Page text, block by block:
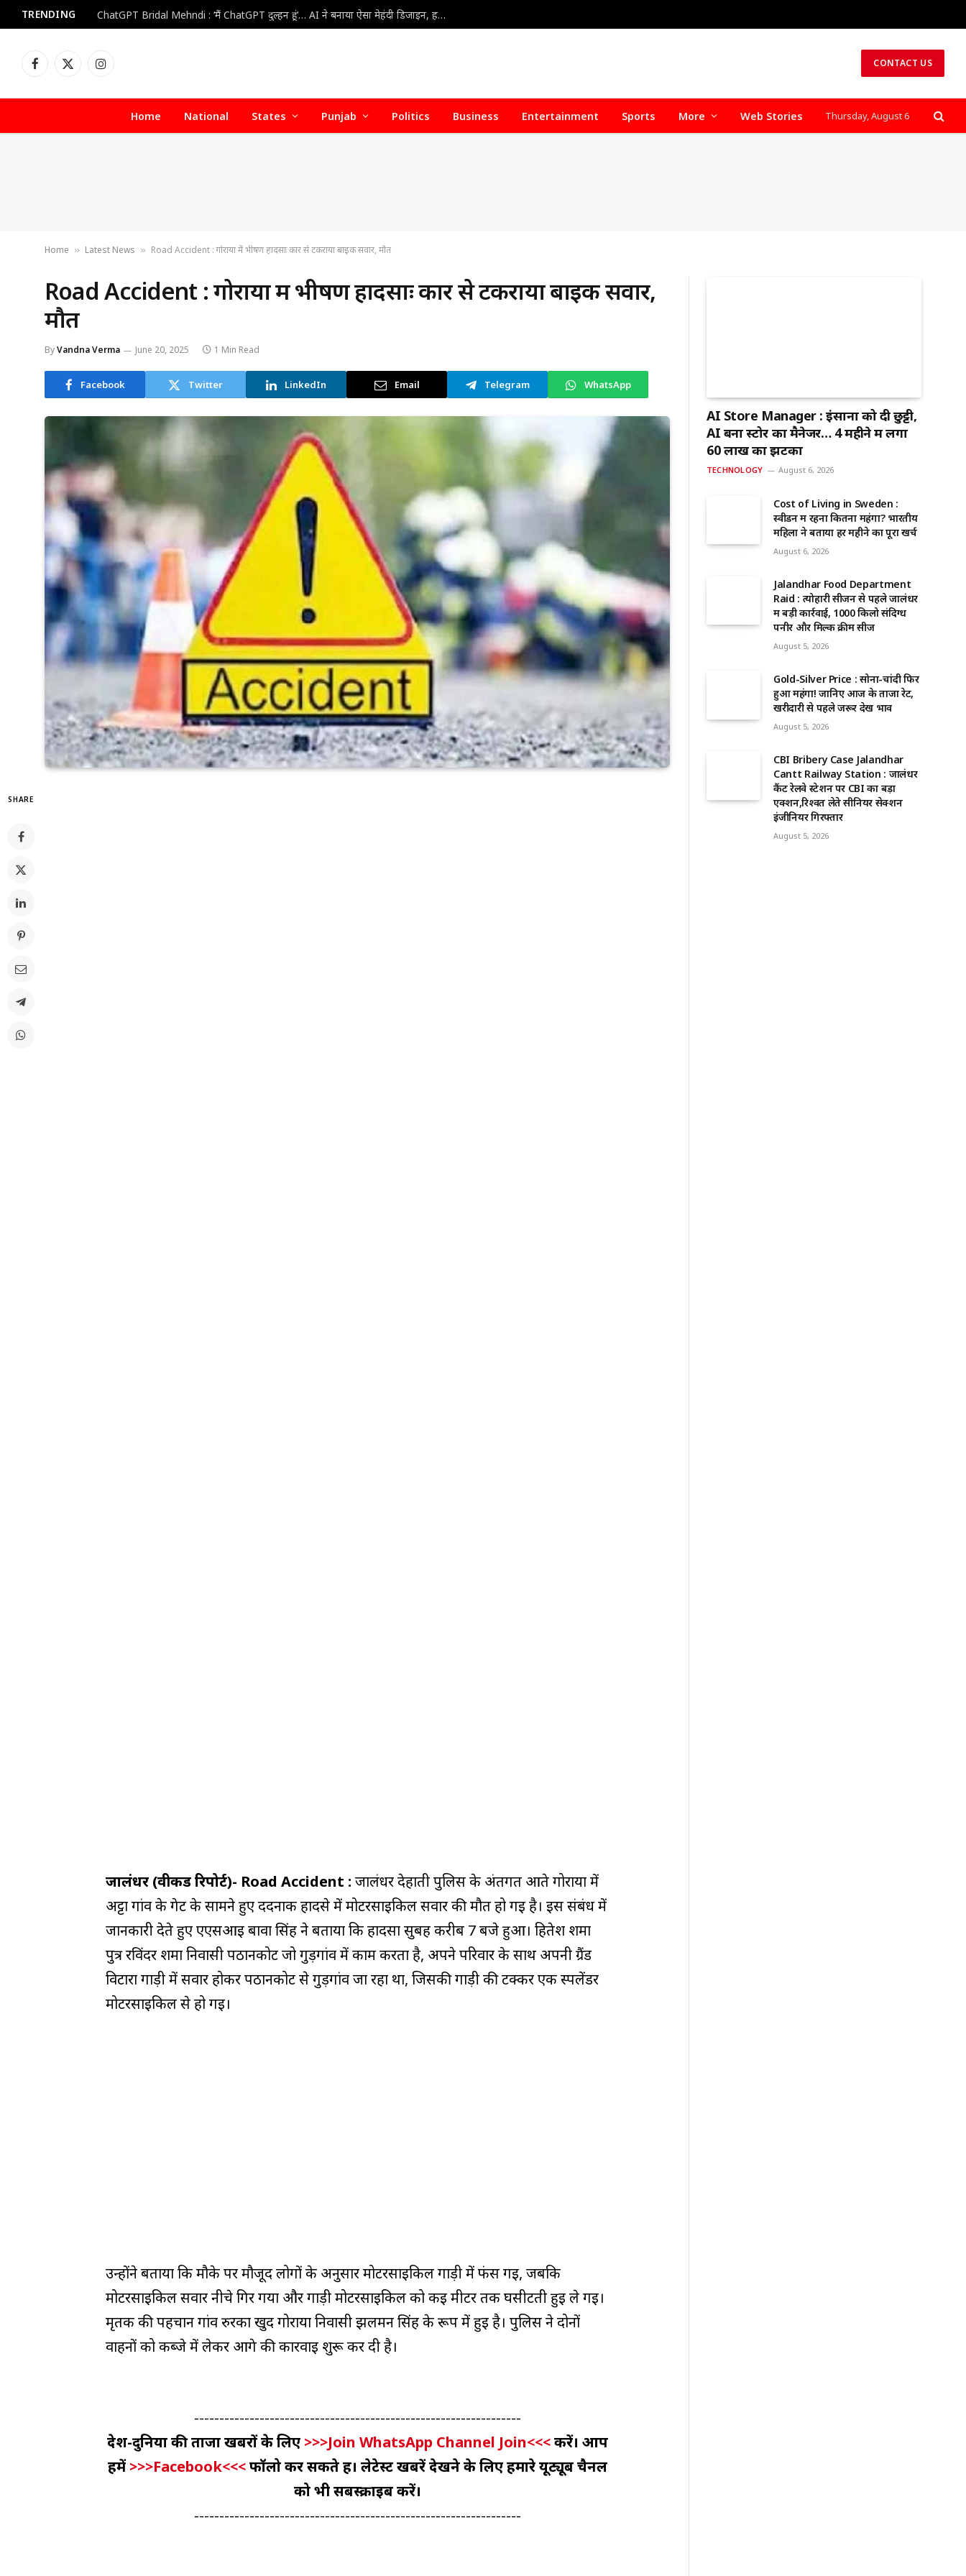
TRENDING ChatGPT Bridal Mehndi : ‘मैं ChatGPT दुल्हन हूं’… AI ने बनाया ऐसा मेहंदी डिजाइन, हर कोई रह गया हैरान
Facebook
X
Instagram CONTACT US
Home National States Punjab Politics Business Entertainment Sports More Web Stories Thursday, August 6
Home » Latest News » Road Accident : गोराया में भीषण हादसाः कार से टकराया बाइक सवार, मौत
Road Accident : गोराया में भीषण हादसाः कार से टकराया बाइक सवार,
मौत
ByVandna Verma June 20, 2025 1 Min Read
Facebook Twitter LinkedIn Email Telegram WhatsApp
SHARE
जालंधर (वीकैंड रिपोर्ट)- Road Accident : जालंधर देहाती पुलिस के अंतर्गत आते गोराया में
अट्टा गांव के गेट के सामने हुए दर्दनाक हादसे में मोटरसाइकिल सवार की मौत हो गई है। इस संबंध में
जानकारी देते हुए एएसआई बावा सिंह ने बताया कि हादसा सुबह करीब 7 बजे हुआ। हितेश शर्मा
पुत्र रविंदर शर्मा निवासी पठानकोट जो गुड़गांव में काम करता है, अपने परिवार के साथ अपनी ग्रैंड
विटारा गाड़ी में सवार होकर पठानकोट से गुड़गांव जा रहा था, जिसकी गाड़ी की टक्कर एक स्पलेंडर
मोटरसाइकिल से हो गई।
उन्होंने बताया कि मौके पर मौजूद लोगों के अनुसार मोटरसाइकिल गाड़ी में फंस गई, जबकि
मोटरसाइकिल सवार नीचे गिर गया और गाड़ी मोटरसाइकिल को कई मीटर तक घसीटती हुई ले गई।
मृतक की पहचान गांव रुरका खुर्द गोराया निवासी झलमन सिंह के रूप में हुई है। पुलिस ने दोनों
वाहनों को कब्जे में लेकर आगे की कार्रवाई शुरू कर दी है।
-----------------------------------------------------------------
देश-दुनिया की ताजा खबरों के लिए >>>Join WhatsApp Channel Join<<<करें। आप
हमें>>>Facebook<<<फॉलो कर सकते हैं। लेटेस्ट खबरें देखने के लिए हमारे यूट्यूब चैनल
को भी सबस्क्राइब करें।
-----------------------------------------------------------------
AI Store Manager : इंसानों को दी छुट्टी,
AI बना स्टोर का मैनेजर… 4 महीने में लगा
60 लाख का झटका
TECHNOLOGY August 6, 2026
Cost of Living in Sweden :
स्वीडन में रहना कितना महंगा? भारतीय
महिला ने बताया हर महीने का पूरा खर्च
August 6, 2026
Jalandhar Food Department
Raid : त्योहारी सीजन से पहले जालंधर
में बड़ी कार्रवाई, 1000 किलो संदिग्ध
पनीर और मिल्क क्रीम सीज
August 5, 2026
Gold-Silver Price : सोना-चांदी फिर
हुआ महंगा! जानिए आज के ताजा रेट,
खरीदारी से पहले जरूर देखें भाव
August 5, 2026
CBI Bribery Case Jalandhar
Cantt Railway Station : जालंधर
कैंट रेलवे स्टेशन पर CBI का बड़ा
एक्शन,रिश्वत लेते सीनियर सेक्शन
इंजीनियर गिरफ्तार
August 5, 2026